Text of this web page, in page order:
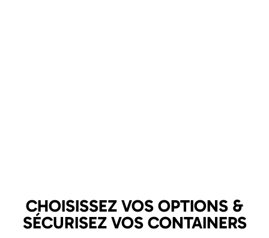
CHOISISSEZ VOS OPTIONS &
SÉCURISEZ VOS CONTAINERS